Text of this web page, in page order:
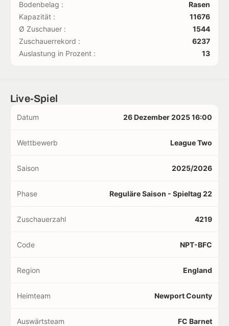
Bodenbelag :
Rasen
Kapazität :
11676
Ø Zuschauer :
1544
Zuschauerrekord :
6237
Auslastung in Prozent :
13
Live-Spiel
Datum 26 Dezember 2025 16:00
Wettbewerb League Two
Saison 2025/2026
Phase Reguläre Saison - Spieltag 22
Zuschauerzahl 4219
Code NPT-BFC
Region England
Heimteam Newport County
Auswärtsteam FC Barnet